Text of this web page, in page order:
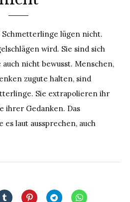
lügen nicht.
wird. Sie sind sich
nicht bewusst. Menschen,
zugute halten, sind
Sie extrapolieren ihr
ihrer Gedanken. Das
laut aussprechen, auch